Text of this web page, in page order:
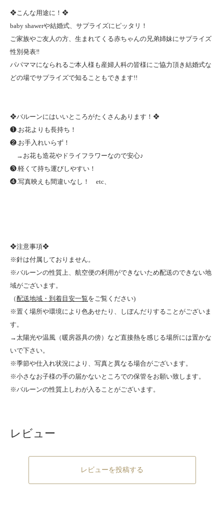
❖こんな用途に！❖
baby shawerや結婚式、サプライズにピッタリ！
ご家族やご友人の方、生まれてくる赤ちゃんの兄弟姉妹にサプライズ
性別発表‼
パパママになられるご本人様も産婦人科の皆様にご協力頂き結婚式な
どの場でサプライズで知ることもできます!!
❖バルーンにはいいところがたくさんあります！❖
❶.お花よりも長持ち！
❷.お手入れいらず！
→お花も造花やドライフラワーなので安心♪
❸.軽くて持ち運びしやすい！
❹.写真映えも間違いなし！ etc、
❖注意事項❖
※針は付属しておりません。
※バルーンの性質上、航空便の利用ができないため配送のできない地
域がございます。
（配送地域・到着目安一覧をご覧ください)
※置く場所や環境により色あせたり、しぼんだりすることがございま
す。
→太陽光や温風（暖房器具の傍）など直接熱を感じる場所には置かな
いで下さい。
※季節や仕入れ状況により、写真と異なる場合がございます。
※小さなお子様の手の届かないところでの保管をお願い致します。
※バルーンの性質上しわが入ることがございます。
レビュー
レビューを投稿する